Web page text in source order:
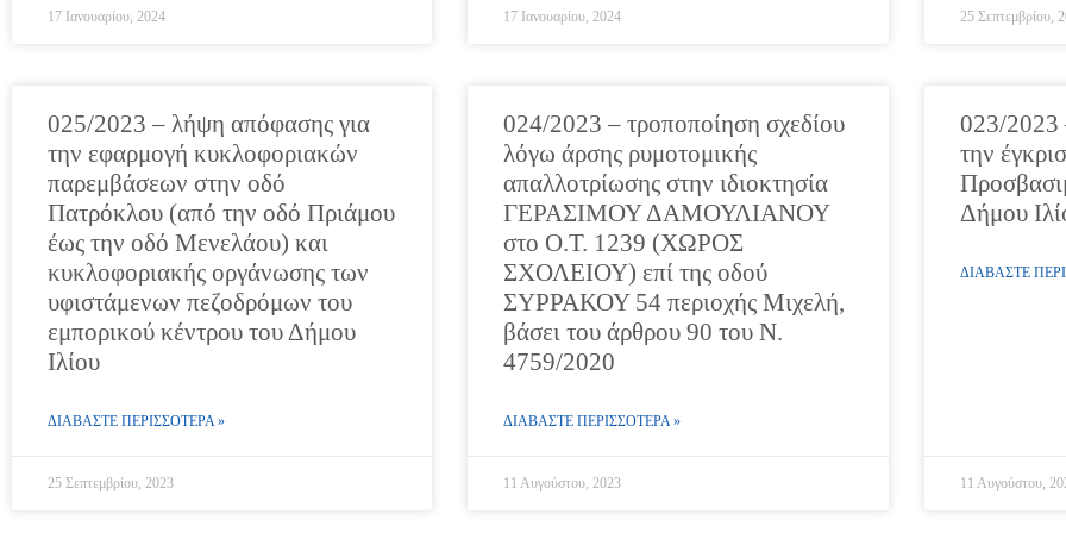
17 Ιανουαρίου, 2024 17 Ιανουαρίου, 2024 25 Σεπτεμβρίου,
025/2023 – λήψη απόφασης για
την εφαρμογή κυκλοφοριακών
παρεμβάσεων στην οδό
Πατρόκλου (από την οδό Πριάμου
έως την οδό Μενελάου) και
κυκλοφοριακής οργάνωσης των
υφιστάμενων πεζοδρόμων του
εμπορικού κέντρου του Δήμου
Ιλίου
ΔΙΑΒΑΣΤΕ ΠΕΡΙΣΣΟΤΕΡΑ »
25 Σεπτεμβρίου, 2023
024/2023 – τροποποίηση σχεδίου
λόγω άρσης ρυμοτομικής
απαλλοτρίωσης στην ιδιοκτησία
ΓΕΡΑΣΙΜΟΥ ΔΑΜΟΥΛΙΑΝΟΥ
στο Ο.Τ. 1239 (ΧΩΡΟΣ
ΣΧΟΛΕΙΟΥ) επί της οδού
ΣΥΡΡΑΚΟΥ 54 περιοχής Μιχελή,
βάσει του άρθρου 90 του Ν.
4759/2020
ΔΙΑΒΑΣΤΕ ΠΕΡΙΣΣΟΤΕΡΑ »
11 Αυγούστου, 2023
023/2023
την
Δήμου
ΔΙΑΒΑΣΤΕ
11 Αυγούστου,